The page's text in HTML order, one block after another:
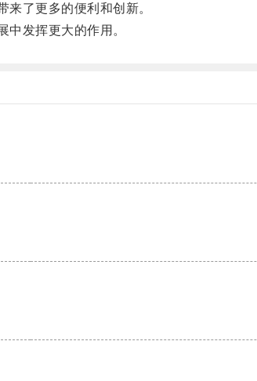
了更多的便利和创新。
发挥更大的作用。